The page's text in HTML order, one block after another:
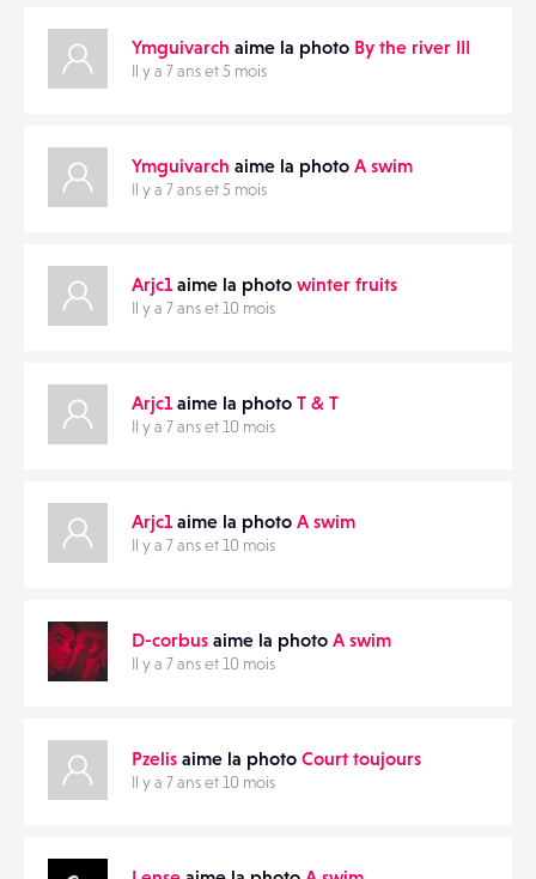
ÉVÉNEMENTS
Ymguivarch aime la photo By the river III
Il y a 7 ans et 5 mois
Ymguivarch aime la photo A swim
Il y a 7 ans et 5 mois
Arjc1aime la photo winter fruits
Il y a 7 ans et 10 mois
Arjc1aime la photo T & T
Il y a 7 ans et 10 mois
Arjc1aime la photo A swim
Il y a 7 ans et 10 mois
D-corbus aime la photo A swim
Il y a 7 ans et 10 mois
Pzelis aime la photo Court toujours
Il y a 7 ans et 10 mois